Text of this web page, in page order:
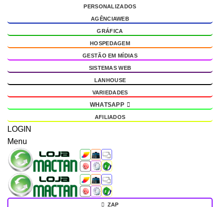
PERSONALIZADOS
AGÊNCIAWEB
GRÁFICA
HOSPEDAGEM
GESTÃO EM MÍDIAS
SISTEMAS WEB
LANHOUSE
VARIEDADES
WHATSAPP
AFILIADOS
LOGIN
Menu
ZAP